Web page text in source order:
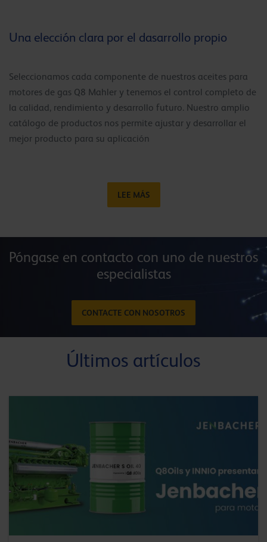
Una elección clara por el dasarrollo propio
Seleccionamos cada componente de nuestros aceites para
motores de gas Q8 Mahler y tenemos el control completo de
la calidad, rendimiento y desarrollo futuro. Nuestro amplio
catálogo de productos nos permite ajustar y desarrollar el
mejor producto para su aplicación
LEE MÁS
Póngase en contacto con uno de nuestros
especialistas
CONTACTE CON NOSOTROS
Últimos artículos